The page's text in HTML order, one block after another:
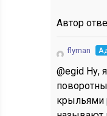
Автор
flyman
@egid Ну,
крыльями